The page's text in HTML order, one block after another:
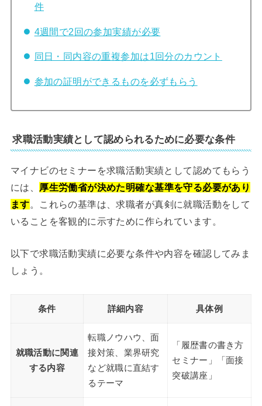
件
4週間で2回の参加実績が必要
同日・同内容の重複参加は1回分のカウント
参加の証明ができるものを必ずもらう
求職活動実績として認められるために必要な条件
マイナビのセミナーを求職活動実績として認めてもらう
には、 厚生労働省が決めた明確な基準を守る必要があり
ます。これらの基準は、求職者が真剣に就職活動をして
いることを客観的に示すために作られています。
以下で求職活動実績に必要な条件や内容を確認してみま
しょう。
条件 詳細内容 具体例
就職活動に関連
する内容
転職ノウハウ、面
接対策、業界研究
など就職に直結す
るテーマ
「履歴書の書き方
セミナー」「面接
突破講座」